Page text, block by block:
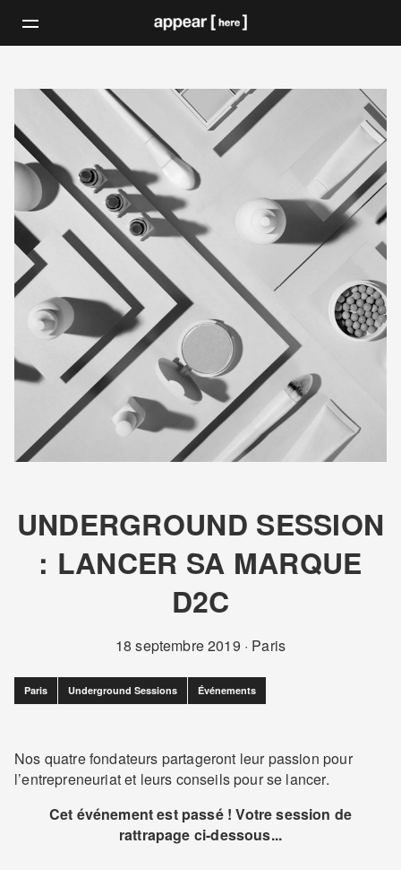
UNDERGROUND SESSION
: LANCER SA MARQUE
D2C
18 septembre 2019 · Paris
Paris Underground Sessions Événements
Nos quatre fondateurs partageront leur passion pour
l’entrepreneuriat et leurs conseils pour se lancer.
Cet événement est passé ! Votre session de
rattrapage ci-dessous...